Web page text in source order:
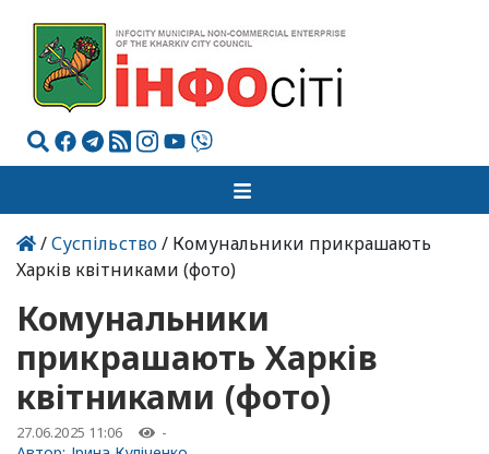
/Суспільство/ Комунальники прикрашають
Харків квітниками (фото)
Комунальники
прикрашають Харків
квітниками (фото)
27.06.2025 11:06 -